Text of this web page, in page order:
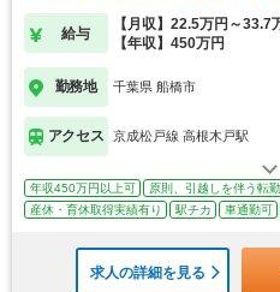
給与
【月収】22.5万円～33.7
【年収】450万円
勤務地 千葉県 船橋市
アクセス 京成松戸線 高根木戸駅
年収450万円以上可 原則、引越しを伴う転勤
産休・育休取得実績有り
駅チカ 車通勤可
求人の詳細を見る